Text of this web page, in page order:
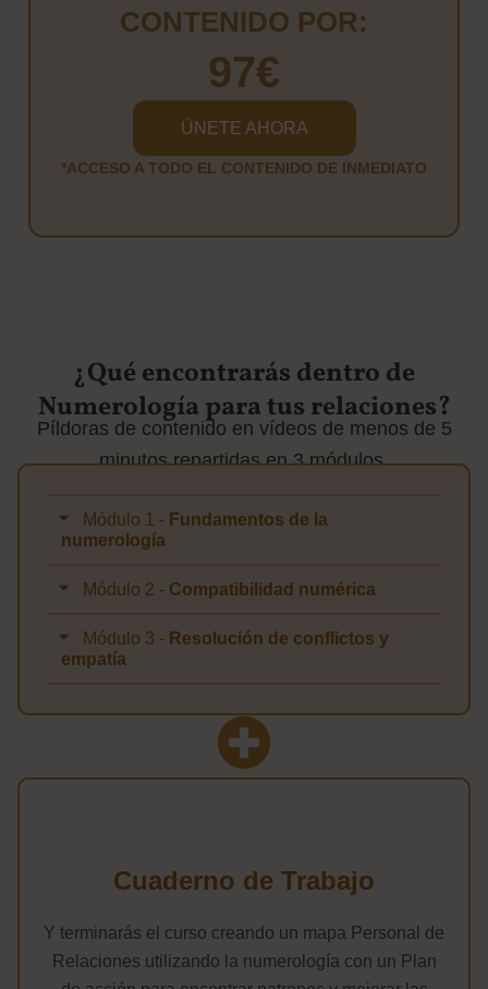
CONTENIDO POR:
97€
ÚNETE AHORA
*ACCESO A TODO EL CONTENIDO DE INMEDIATO
¿Qué encontrarás dentro de
Numerología para tus relaciones?
Píldoras de contenido en vídeos de menos de 5
minutos repartidas en 3 módulos.
Módulo 1 - Fundamentos de la
numerología
Módulo 2 - Compatibilidad numérica
Módulo 3 - Resolución de conflictos y
empatía
Cuaderno de Trabajo
Y terminarás el curso creando un mapa Personal de
Relaciones utilizando la numerología con un Plan